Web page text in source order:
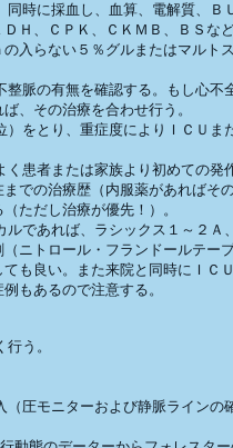
時に採血し、血算、電解質、Ｂ
、ＣＰＫ、ＣＫＭＢ、ＢＳな
らない５％グルまたはマルト
脈の有無を確認する。もし心不
その治療を合わせ行う。
をとり、重症度によりＩＣＵま
患者または家族より初めての発
の治療歴（内服薬があればそ
だし治療が優先！）。
であれば、ラシックス１～２Ａ
トロール・フランドールテー
良い。また来院と同時にＩＣ
あるので注意する。
う。
モニターおよび静脈ラインの